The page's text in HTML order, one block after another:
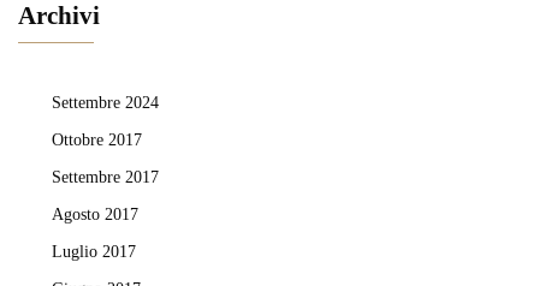
Archivi
Settembre 2024
Ottobre 2017
Settembre 2017
Agosto 2017
Luglio 2017